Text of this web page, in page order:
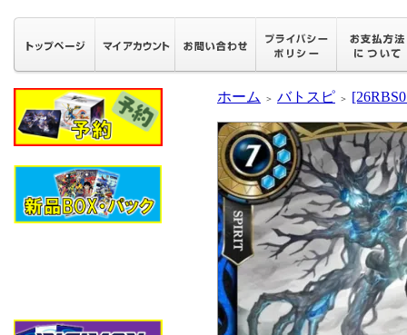
ホーム ＞ バトスピ ＞